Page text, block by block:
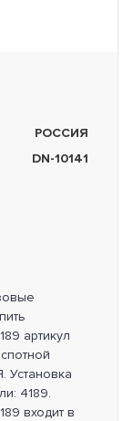
РОССИЯ
DN-10141
артикул
Установка
4189.
входит в